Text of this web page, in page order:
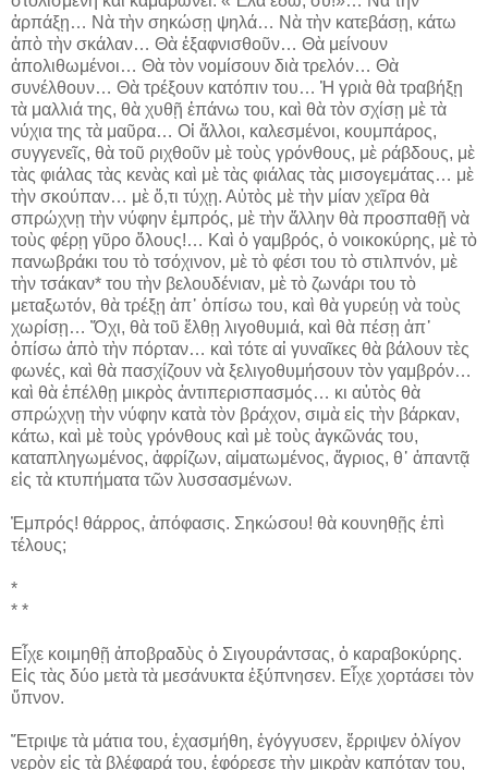
ἁρπάξῃ… Νὰ τὴν σηκώσῃ ψηλά… Νὰ τὴν κατεβάσῃ, κάτω
ἀπὸ τὴν σκάλαν… Θὰ ἐξαφνισθοῦν… Θὰ μείνουν
ἀπολιθωμένοι… Θὰ τὸν νομίσουν διὰ τρελόν… Θὰ
συνέλθουν… Θὰ τρέξουν κατόπιν του… Ἡ γριὰ θὰ τραβήξῃ
τὰ μαλλιά της, θὰ χυθῇ ἐπάνω του, καὶ θὰ τὸν σχίσῃ μὲ τὰ
νύχια της τὰ μαῦρα… Οἱ ἄλλοι, καλεσμένοι, κουμπάρος,
συγγενεῖς, θὰ τοῦ ριχθοῦν μὲ τοὺς γρόνθους, μὲ ράβδους, μὲ
τὰς φιάλας τὰς κενὰς καὶ μὲ τὰς φιάλας τὰς μισογεμάτας… μὲ
τὴν σκούπαν… μὲ ὅ,τι τύχῃ. Αὐτὸς μὲ τὴν μίαν χεῖρα θὰ
σπρώχνῃ τὴν νύφην ἐμπρός, μὲ τὴν ἄλλην θὰ προσπαθῇ νὰ
τοὺς φέρῃ γῦρο ὅλους!… Καὶ ὁ γαμβρός, ὁ νοικοκύρης, μὲ τὸ
πανωβράκι του τὸ τσόχινον, μὲ τὸ φέσι του τὸ στιλπνόν, μὲ
τὴν τσάκαν* του τὴν βελουδένιαν, μὲ τὸ ζωνάρι του τὸ
μεταξωτόν, θὰ τρέξῃ ἀπ᾽ ὀπίσω του, καὶ θὰ γυρεύῃ νὰ τοὺς
χωρίσῃ… Ὄχι, θὰ τοῦ ἔλθῃ λιγοθυμιά, καὶ θὰ πέσῃ ἀπ᾽
ὀπίσω ἀπὸ τὴν πόρταν… καὶ τότε αἱ γυναῖκες θὰ βάλουν τὲς
φωνές, καὶ θὰ πασχίζουν νὰ ξελιγοθυμήσουν τὸν γαμβρόν…
καὶ θὰ ἐπέλθῃ μικρὸς ἀντιπερισπασμός… κι αὐτὸς θὰ
σπρώχνῃ τὴν νύφην κατὰ τὸν βράχον, σιμὰ εἰς τὴν βάρκαν,
κάτω, καὶ μὲ τοὺς γρόνθους καὶ μὲ τοὺς ἀγκῶνάς του,
καταπληγωμένος, ἀφρίζων, αἱματωμένος, ἄγριος, θ᾽ ἀπαντᾷ
εἰς τὰ κτυπήματα τῶν λυσσασμένων.
Ἐμπρός! θάρρος, ἀπόφασις. Σηκώσου! θὰ κουνηθῇς ἐπὶ
τέλους;
*
* *
Εἶχε κοιμηθῇ ἀποβραδὺς ὁ Σιγουράντσας, ὁ καραβοκύρης.
Εἰς τὰς δύο μετὰ τὰ μεσάνυκτα ἐξύπνησεν. Εἶχε χορτάσει τὸν
ὕπνον.
Ἔτριψε τὰ μάτια του, ἐχασμήθη, ἐγόγγυσεν, ἔρριψεν ὀλίγον
νερὸν εἰς τὰ βλέφαρά του, ἐφόρεσε τὴν μικρὰν καπόταν του,